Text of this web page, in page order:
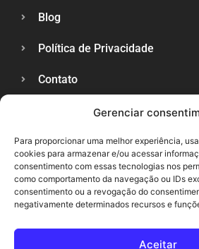
Gerenciar
Para proporcionar uma melhor experiência,
cookies para armazenar e/ou acessar
consentimento com essas tecnologias nos
como comportamento da navegação ou IDs
consentimento ou a revogação do
negativamente determinados recursos e
Aceitar
Blog
Política de Privacidade
Contato
SUPORTE